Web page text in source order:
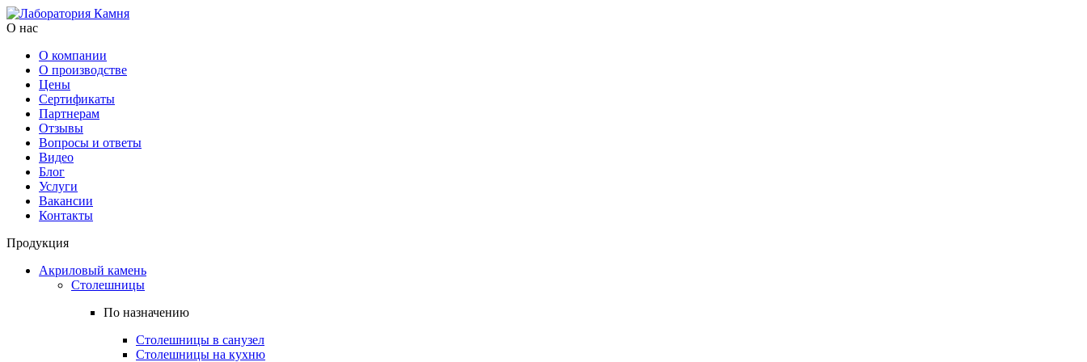
О нас
О компании
О производстве
Цены
Cертификаты
Партнерам
Отзывы
Вопросы и ответы
Видео
Блог
Услуги
Вакансии
Контакты
Продукция
Акриловый камень
Столешницы
По назначению
Столешницы в санузел
Столешницы на кухню